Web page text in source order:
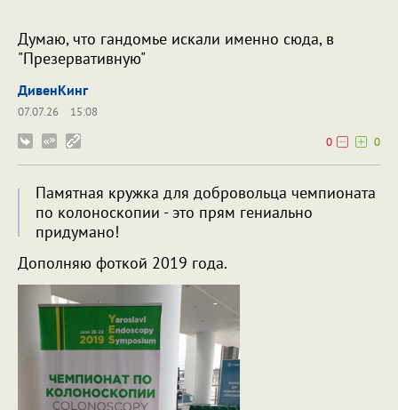
Думаю, что гандомье искали именно сюда, в
"Презервативную"
ДивенКинг
07.07.26
15:08
0
0
Памятная кружка для добровольца чемпионата
по колоноскопии - это прям гениально
придумано!
Дополняю фоткой 2019 года.